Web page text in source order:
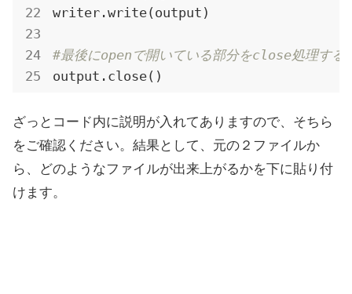
writer.write(output)
#最後にopenで開いている部分をclose処理する
output.close()
ざっとコード内に説明が入れてありますので、そちら
をご確認ください。結果として、元の２ファイルか
ら、どのようなファイルが出来上がるかを下に貼り付
けます。